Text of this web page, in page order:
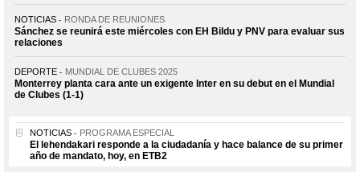
NOTICIAS RONDA DE REUNIONES
Sánchez se reunirá este miércoles con EH Bildu y PNV para evaluar sus
relaciones
DEPORTE MUNDIAL DE CLUBES 2025
Monterrey planta cara ante un exigente Inter en su debut en el Mundial
de Clubes (1-1)
NOTICIAS PROGRAMA ESPECIAL
El lehendakari responde a la ciudadanía y hace balance de su primer
año de mandato, hoy, en ETB2